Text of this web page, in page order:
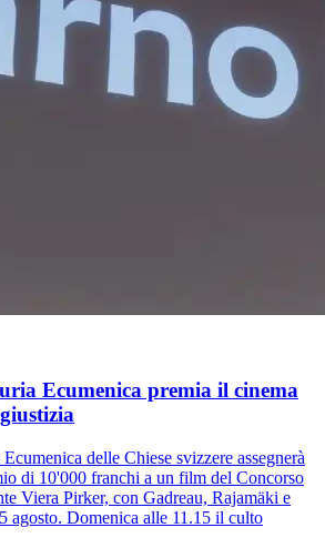
Ecumenica premia il cinema
delle Chiese svizzere assegnerà
di 10'000 franchi a un film del Concorso
Viera Pirker, con Gadreau, Rajamäki e
agosto. Domenica alle 11.15 il culto